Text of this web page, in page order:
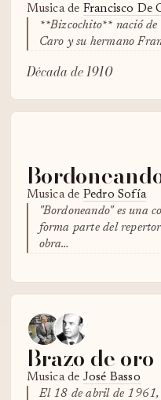
Musica de Francisco De
**Bizcochito** nació
Caro y su hermano
Década de 1910
Musica de Pedro Sofía
"Bordoneando" es una
forma parte del
obra…
Brazo de oro
Musica de José Basso
El 18 de abril de 1961,